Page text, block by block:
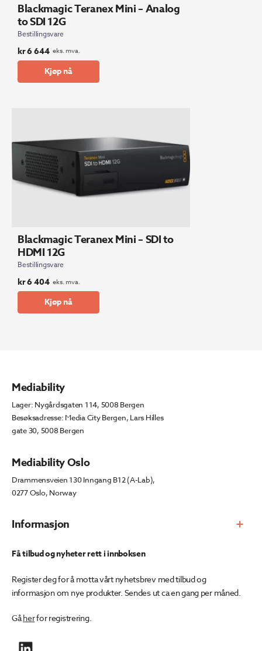
Blackmagic Teranex Mini – Analog
to SDI 12G
Bestillingsvare
kr6 644 eks. mva.
Kjøp nå
Blackmagic Teranex Mini – SDI to
HDMI 12G
Bestillingsvare
kr6 404 eks. mva.
Kjøp nå
Informasjon
Mediability
Lager: Nygårdsgaten 114, 5008 Bergen
Besøksadresse: Media City Bergen, Lars Hilles
gate 30, 5008 Bergen
Mediability Oslo
Drammensveien 130 Inngang B12 (A-Lab),
0277 Oslo, Norway
Få tilbud og nyheter rett i innboksen
Register deg for å motta vårt nyhetsbrev med tilbud og
informasjon om nye produkter. Sendes ut ca en gang per måned.
Gåherfor registrering.